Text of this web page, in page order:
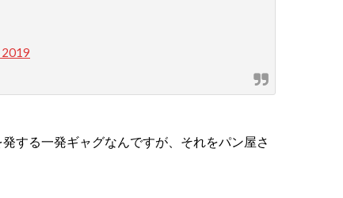
2019
する一発ギャグなんですが、それをパン屋さ